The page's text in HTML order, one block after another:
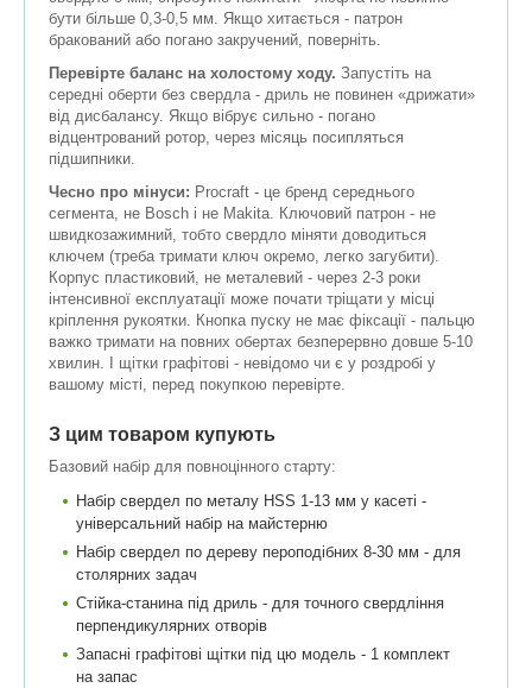
бути більше 0,3-0,5 мм. Якщо хитається - патрон
бракований або погано закручений, поверніть.
Перевірте баланс на холостому ходу. Запустіть на
середні оберти без свердла - дриль не повинен «дрижати»
від дисбалансу. Якщо вібрує сильно - погано
відцентрований ротор, через місяць посипляться
підшипники.
Чесно про мінуси: Procraft - це бренд середнього
сегмента, не Bosch і не Makita. Ключовий патрон - не
швидкозажимний, тобто свердло міняти доводиться
ключем (треба тримати ключ окремо, легко загубити).
Корпус пластиковий, не металевий - через 2-3 роки
інтенсивної експлуатації може почати тріщати у місці
кріплення рукоятки. Кнопка пуску не має фіксації - пальцю
важко тримати на повних обертах безперервно довше 5-10
хвилин. І щітки графітові - невідомо чи є у роздробі у
вашому місті, перед покупкою перевірте.
З цим товаром купують
Базовий набір для повноцінного старту:
Набір свердел по металу HSS 1-13 мм у касеті -
універсальний набір на майстерню
Набір свердел по дереву пероподібних 8-30 мм - для
столярних задач
Стійка-станина під дриль - для точного свердління
перпендикулярних отворів
Запасні графітові щітки під цю модель - 1 комплект
на запас